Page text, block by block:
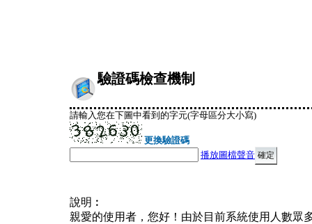
驗證碼檢查機制
請輸入您在下圖中看到的字元(字母區分大小寫)
更換驗證碼
播放圖檔聲音
說明︰
親愛的使用者，您好！由於目前系統使用人數眾